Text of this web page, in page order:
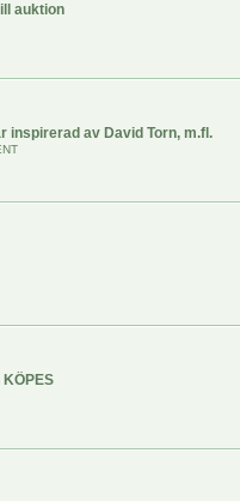
auktion
inspirerad av David Torn, m.fl.